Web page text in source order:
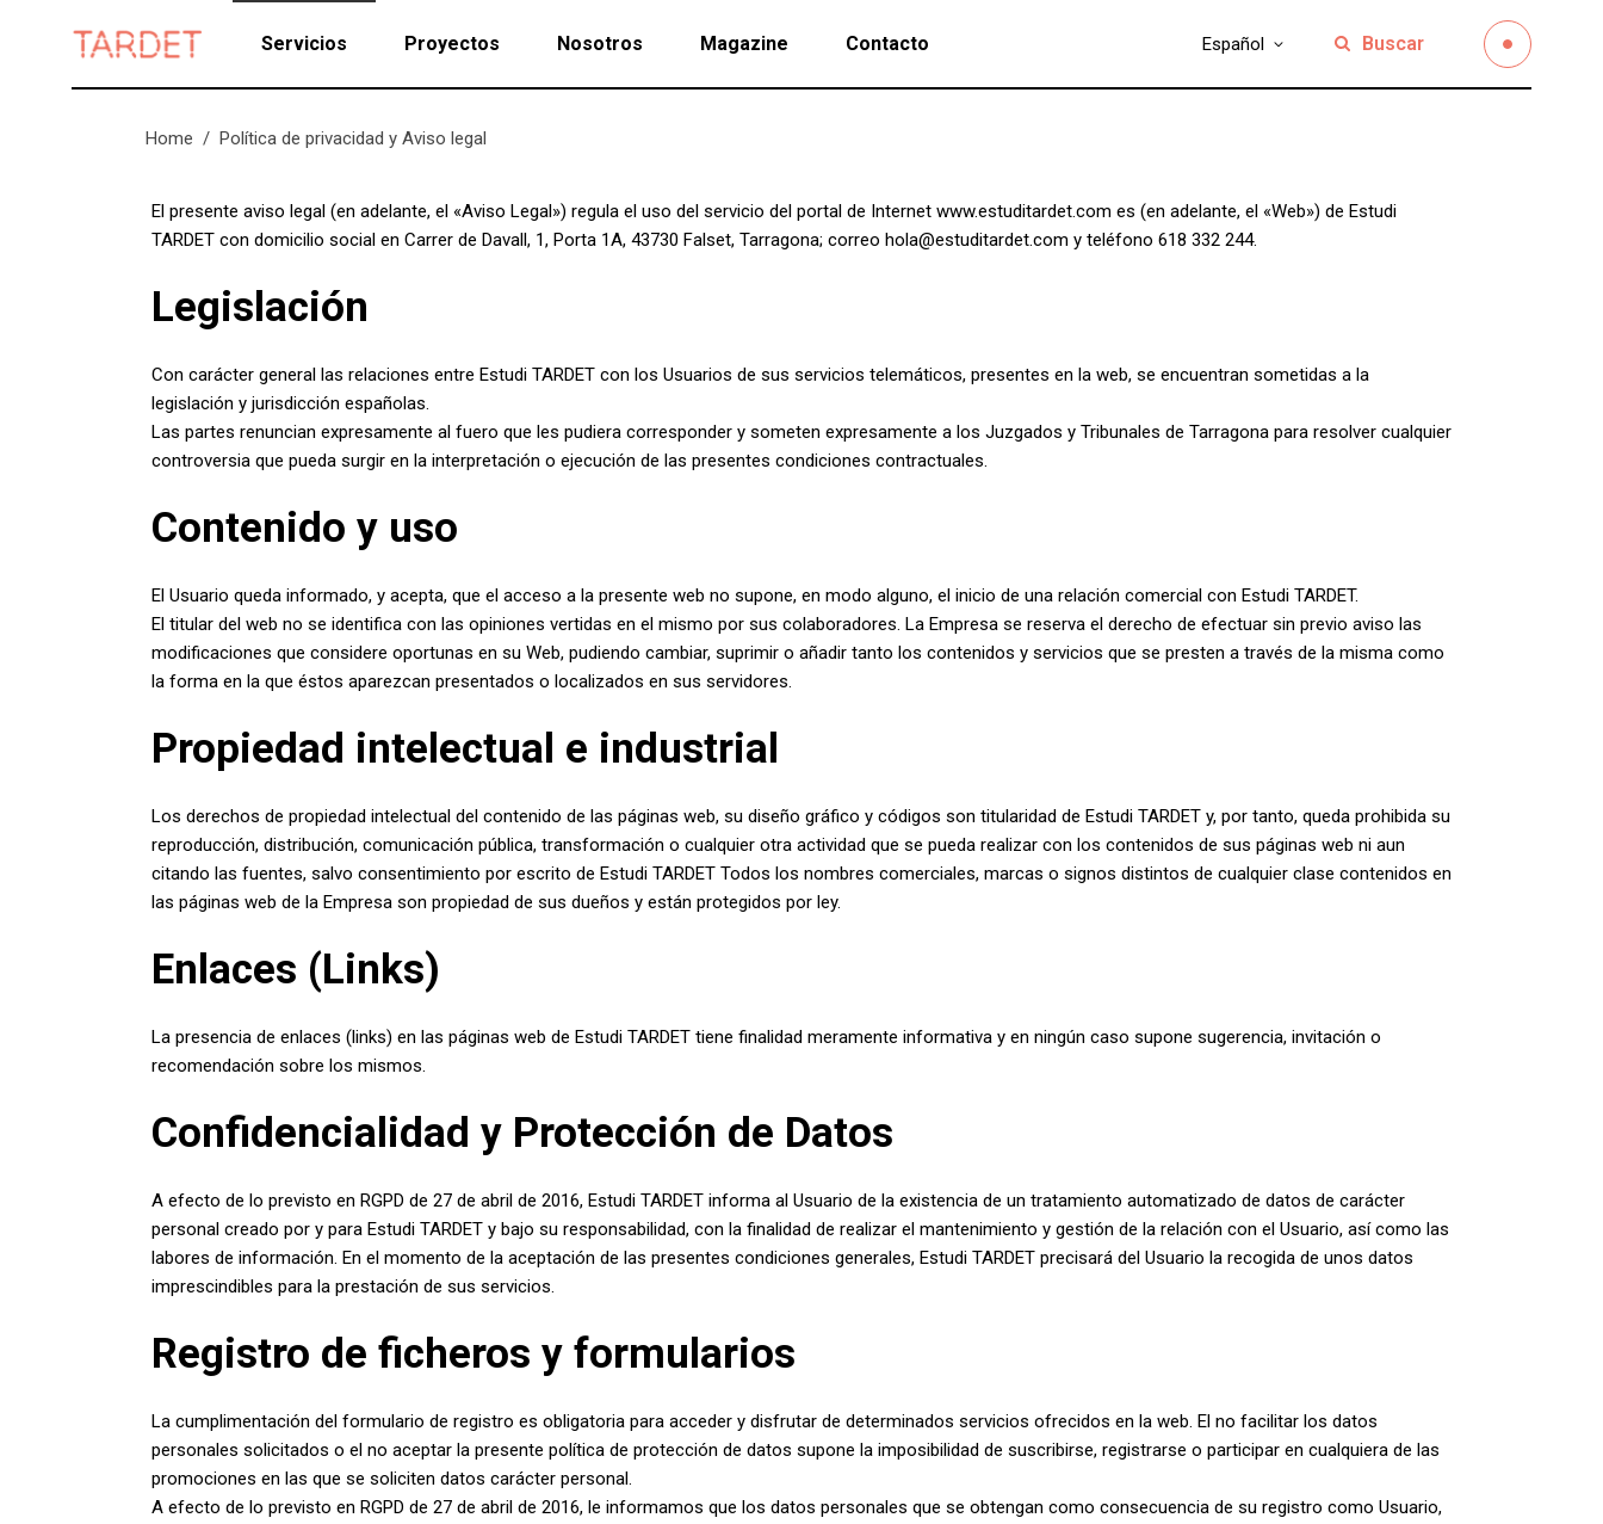
Servicios Proyectos Nosotros Magazine Contacto Español Buscar
Home / Política de privacidad y Aviso legal
El presente aviso legal (en adelante, el «Aviso Legal») regula el uso del servicio del portal de Internet www.estuditardet.com es (en adelante, el «Web») de Estudi
TARDET con domicilio social en Carrer de Davall, 1, Porta 1A, 43730 Falset, Tarragona; correo hola@estuditardet.com y teléfono 618 332 244.
Legislación
Con carácter general las relaciones entre Estudi TARDET con los Usuarios de sus servicios telemáticos, presentes en la web, se encuentran sometidas a la
legislación y jurisdicción españolas.
Las partes renuncian expresamente al fuero que les pudiera corresponder y someten expresamente a los Juzgados y Tribunales de Tarragona para resolver cualquier
controversia que pueda surgir en la interpretación o ejecución de las presentes condiciones contractuales.
Contenido y uso
El Usuario queda informado, y acepta, que el acceso a la presente web no supone, en modo alguno, el inicio de una relación comercial con Estudi TARDET.
El titular del web no se identifica con las opiniones vertidas en el mismo por sus colaboradores. La Empresa se reserva el derecho de efectuar sin previo aviso las
modificaciones que considere oportunas en su Web, pudiendo cambiar, suprimir o añadir tanto los contenidos y servicios que se presten a través de la misma como
la forma en la que éstos aparezcan presentados o localizados en sus servidores.
Propiedad intelectual e industrial
Los derechos de propiedad intelectual del contenido de las páginas web, su diseño gráfico y códigos son titularidad de Estudi TARDET y, por tanto, queda prohibida su
reproducción, distribución, comunicación pública, transformación o cualquier otra actividad que se pueda realizar con los contenidos de sus páginas web ni aun
citando las fuentes, salvo consentimiento por escrito de Estudi TARDET Todos los nombres comerciales, marcas o signos distintos de cualquier clase contenidos en
las páginas web de la Empresa son propiedad de sus dueños y están protegidos por ley.
Enlaces (Links)
La presencia de enlaces (links) en las páginas web de Estudi TARDET tiene finalidad meramente informativa y en ningún caso supone sugerencia, invitación o
recomendación sobre los mismos.
Confidencialidad y Protección de Datos
A efecto de lo previsto en RGPD de 27 de abril de 2016, Estudi TARDET informa al Usuario de la existencia de un tratamiento automatizado de datos de carácter
personal creado por y para Estudi TARDET y bajo su responsabilidad, con la finalidad de realizar el mantenimiento y gestión de la relación con el Usuario, así como las
labores de información. En el momento de la aceptación de las presentes condiciones generales, Estudi TARDET precisará del Usuario la recogida de unos datos
imprescindibles para la prestación de sus servicios.
Registro de ficheros y formularios
La cumplimentación del formulario de registro es obligatoria para acceder y disfrutar de determinados servicios ofrecidos en la web. El no facilitar los datos
personales solicitados o el no aceptar la presente política de protección de datos supone la imposibilidad de suscribirse, registrarse o participar en cualquiera de las
promociones en las que se soliciten datos carácter personal.
A efecto de lo previsto en RGPD de 27 de abril de 2016, le informamos que los datos personales que se obtengan como consecuencia de su registro como Usuario,